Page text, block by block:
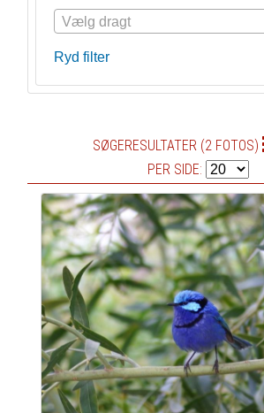
Vælg dragt
Ryd filter
SØGERESULTATER (2 FOTOS)
PER SIDE: